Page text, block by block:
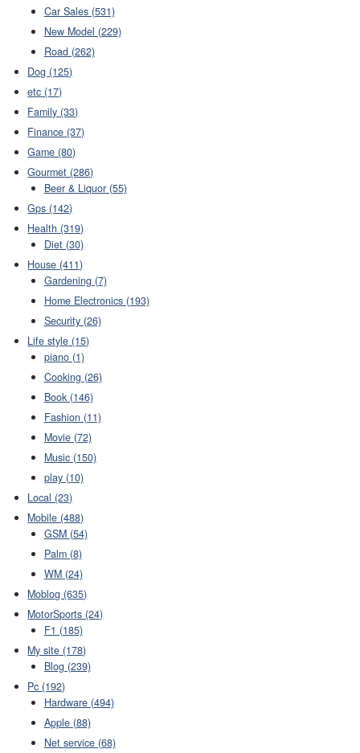
Car Sales (531)
New Model (229)
Road (262)
Dog (125)
etc (17)
Family (33)
Finance (37)
Game (80)
Gourmet (286)
Beer & Liquor (55)
Gps (142)
Health (319)
Diet (30)
House (411)
Gardening (7)
Home Electronics (193)
Security (26)
Life style (15)
piano (1)
Cooking (26)
Book (146)
Fashion (11)
Movie (72)
Music (150)
play (10)
Local (23)
Mobile (488)
GSM (54)
Palm (8)
WM (24)
Moblog (635)
MotorSports (24)
F1 (185)
My site (178)
Blog (239)
Pc (192)
Hardware (494)
Apple (88)
Net service (68)